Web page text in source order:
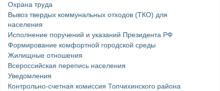
Охрана труда
Вывоз твердых коммунальных отходов (ТКО) для
населения
Исполнение поручений и указаний Президента РФ
Формирование комфортной городской среды
Жилищные отношения
Всероссийская перепись населения
Уведомления
Контрольно-счетная комиссия Топчихинского района